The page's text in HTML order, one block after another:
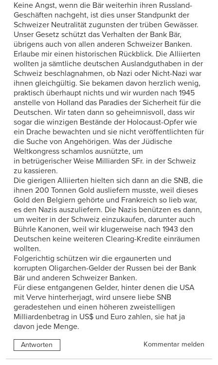
Keine Angst, wenn die Bär weiterhin ihren Russland-
Geschäften nachgeht, ist dies unser Standpunkt der
Schweizer Neutralität zugunsten der trüben Gewässer.
Unser Gesetz schützt das Verhalten der Bank Bär,
übrigens auch von allen anderen Schweizer Banken.
Erlaube mir einen historischen Rückblick. Die Alliierten
wollten ja sämtliche deutschen Auslandguthaben in der
Schweiz beschlagnahmen, ob Nazi oder Nicht-Nazi war
ihnen gleichgültig. Sie bekamen davon herzlich wenig,
praktisch überhaupt nichts und wir wurden nach 1945
anstelle von Holland das Paradies der Sicherheit für die
Deutschen. Wir taten dann so geheimnisvoll, dass wir
sogar die winzigen Bestände der Holocaust-Opfer wie
ein Drache bewachten und sie nicht veröffentlichten für
die Suche von Angehörigen. Was der Jüdische
Weltkongress schamlos ausnützte, um
in betrügerischer Weise Milliarden SFr. in der Schweiz
zu kassieren.
Die gierigen Alliierten hielten sich dann an die SNB, die
ihnen 200 Tonnen Gold ausliefern musste, weil dieses
Gold den Belgiern gehörte und Frankreich so lieb war,
es den Nazis auszuliefern. Die Nazis benützen es dann,
um weiter in der Schweiz einzukaufen, darunter auch
Bührle Kanonen, weil wir klugerweise nach 1943 den
Deutschen keine weiteren Clearing-Kredite einräumen
wollten.
Folgerichtig schützen wir die ergaunerten und
korrupten Oligarchen-Gelder der Russen bei der Bank
Bär und anderen Schweizer Banken.
Für diese entgangenen Gelder, hinter denen die USA
mit Verve hinterherjagt, wird unsere liebe SNB
geradestehen und einen höheren zweistelligen
Milliardenbetrag in US$ und Euro zahlen, sie hat ja
davon jede Menge.
Antworten Kommentar melden